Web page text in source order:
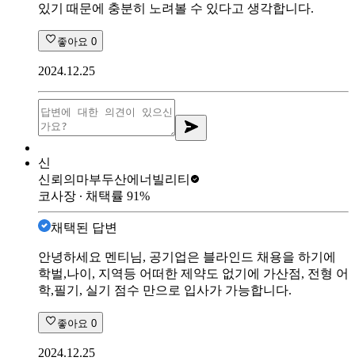
있기 때문에 충분히 노려볼 수 있다고 생각합니다.
좋아요 0
2024.12.25
신
신뢰의마부두산에너빌리티
코사장 ∙ 채택률 91%
채택된 답변
안녕하세요 멘티님, 공기업은 블라인드 채용을 하기에
학벌,나이, 지역등 어떠한 제약도 없기에 가산점, 전형 어
학,필기, 실기 점수 만으로 입사가 가능합니다.
좋아요 0
2024.12.25